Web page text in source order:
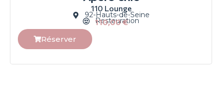
110 Lounge
92-Hauts-de-Seine
Restauration
110,00€
Réserver